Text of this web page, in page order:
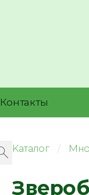
Контакты
Kаталог